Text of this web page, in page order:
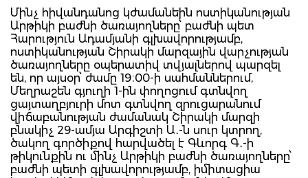
Մինչ հիվանդանոց կժամանեին ոստիկանության
Արթիկի բաժնի ծառայողները՝ բաժնի պետ
Հարություն Ադամյանի գլխավորությամբ,
ոստիկանության Շիրակի մարզային վարչության
ծառայողները օպերատիվ տվյալներով պարզել
են, որ այսօր՝ ժամը 19։00-ի սահմաններում,
Մեղրաշեն գյուղի 1-ին փողոցում գտնվող
ցայտաղբյուրի մոտ գտնվող զրուցարանում
վիճաբանության ժամանակ Շիրակի մարզի
բնակիչ 29-ամյա Արգիշտի Ա․-ն սուր կտրող,
ծակող գործիքով հարվածել է Գևորգ Գ․-ի
թիկունքին ու մինչ Արթիկի բաժնի ծառայողները՝
բաժնի պետի գլխավորությամբ, իմիտացիա